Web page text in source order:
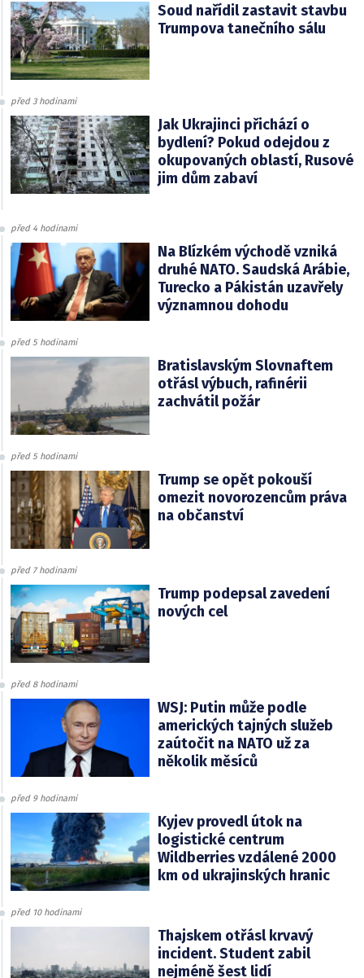
Soud nařídil zastavit stavbu
Trumpova tanečního sálu
před 3 hodinami
Jak Ukrajinci přichází o
bydlení? Pokud odejdou z
okupovaných oblastí, Rusové
jim dům zabaví
před 4 hodinami
Na Blízkém východě vzniká
druhé NATO. Saudská Arábie,
Turecko a Pákistán uzavřely
významnou dohodu
před 5 hodinami
Bratislavským Slovnaftem
otřásl výbuch, rafinérii
zachvátil požár
před 5 hodinami
Trump se opět pokouší
omezit novorozencům práva
na občanství
před 7 hodinami
Trump podepsal zavedení
nových cel
před 8 hodinami
WSJ: Putin může podle
amerických tajných služeb
zaútočit na NATO už za
několik měsíců
před 9 hodinami
Kyjev provedl útok na
logistické centrum
Wildberries vzdálené 2000
km od ukrajinských hranic
před 10 hodinami
Thajskem otřásl krvavý
incident. Student zabil
nejméně šest lidí